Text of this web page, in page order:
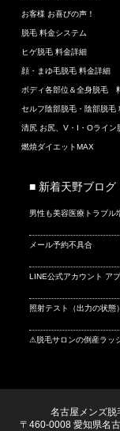
お客様 お喜びの声！
脱毛 料金システム
ヒゲ脱毛 料金詳細
顔・まゆ毛脱毛 料金詳細
ボディ各部位＆全身脱毛
セルフ陰部脱毛・陰部脱毛
清尻 お尻、V・I・Oライン
燃焼ダイエットMAX
■ 新着天野ブログ
男性も美容医療トラブル
メール予約不具合
LINE公式アカウント ア
照射テスト（出力の状
⚠脱毛サロンの倒産ラッ
名古屋メンズ脱
〒460-0008 愛知県名